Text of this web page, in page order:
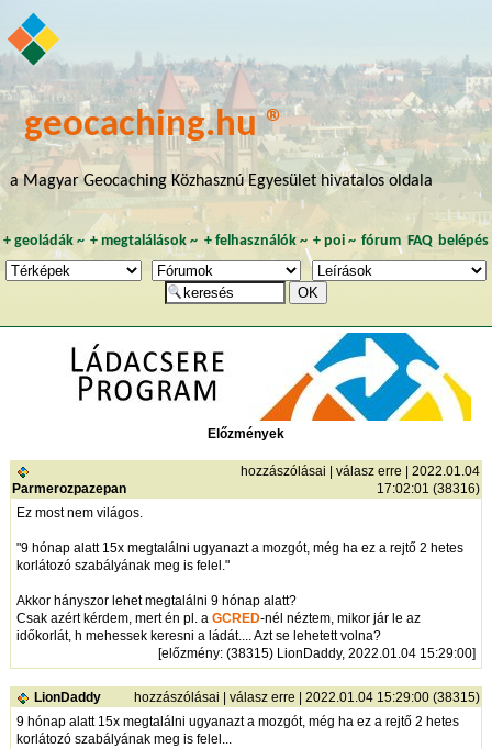
geocaching.hu ®
a Magyar Geocaching Közhasznú Egyesület hivatalos oldala
+ geoládák~ +megtalálások ~ + felhasználók~ + poi~ fórum FAQ belépés
Előzmények
Parmerozpazepan
hozzászólásai | válasz erre | 2022.01.04
17:02:01 (38316)
Ez most nem világos.
"9 hónap alatt 15x megtalálni ugyanazt a mozgót, még ha ez a rejtő 2 hetes
korlátozó szabályának meg is felel."
Akkor hányszor lehet megtalálni 9 hónap alatt?
Csak azért kérdem, mert én pl. a GCRED-nél néztem, mikor jár le az
időkorlát, h mehessek keresni a ládát.... Azt se lehetett volna?
[előzmény: (38315) LionDaddy, 2022.01.04 15:29:00]
LionDaddy hozzászólásai | válasz erre | 2022.01.04 15:29:00 (38315)
9 hónap alatt 15x megtalálni ugyanazt a mozgót, még ha ez a rejtő 2 hetes
korlátozó szabályának meg is felel...